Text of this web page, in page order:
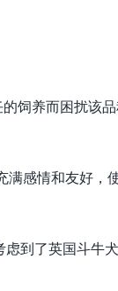
饲养而困扰该
满感情和友好，
虑到了英国斗牛